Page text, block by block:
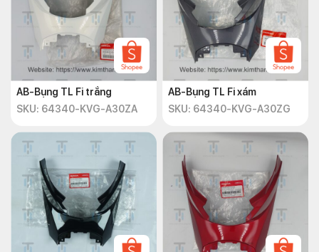
AB-Bụng TL Fi trắng
SKU: 64340-KVG-A30ZA
AB-Bụng TL Fi xám
SKU: 64340-KVG-A30ZG